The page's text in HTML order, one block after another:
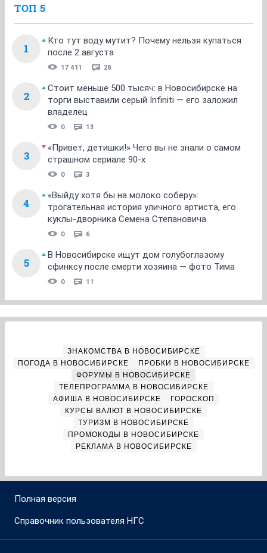
ТОП 5
1
Кто тут воду мутит? Почему нельзя купаться
после 2 августа
17 411 28
2
Стоит меньше 500 тысяч: в Новосибирске на
торги выставили серый Infiniti — его заложил
владелец
0 13
3
«Привет, детишки!» Чего вы не знали о самом
страшном сериале 90-х
0 3
4
«Выйду хотя бы на молоко соберу»:
трогательная история уличного артиста, его
куклы-дворника Семена Степановича
0 6
5
В Новосибирске ищут дом голубоглазому
сфинксу после смерти хозяина — фото Тима
0 11
ЗНАКОМСТВА В НОВОСИБИРСКЕ
ПОГОДА В НОВОСИБИРСКЕ
ПРОБКИ В НОВОСИБИРСКЕ
ФОРУМЫ В НОВОСИБИРСКЕ
ТЕЛЕПРОГРАММА В НОВОСИБИРСКЕ
АФИША В НОВОСИБИРСКЕ
ГОРОСКОП
КУРСЫ ВАЛЮТ В НОВОСИБИРСКЕ
ТУРИЗМ В НОВОСИБИРСКЕ
ПРОМОКОДЫ В НОВОСИБИРСКЕ
РЕКЛАМА В НОВОСИБИРСКЕ
Полная версия
Справочник пользователя НГС